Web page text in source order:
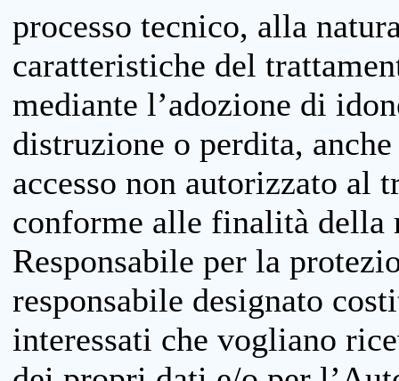
processo tecnico, alla
caratteristiche del
mediante l’adozione di
distruzione o perdita,
accesso non autorizzato al
conforme alle finalità della
Responsabile per la
responsabile designato
interessati che vogliano